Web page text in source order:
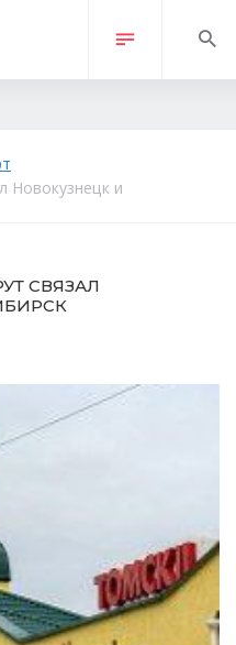
Новокузнецк и
СВЯЗАЛ